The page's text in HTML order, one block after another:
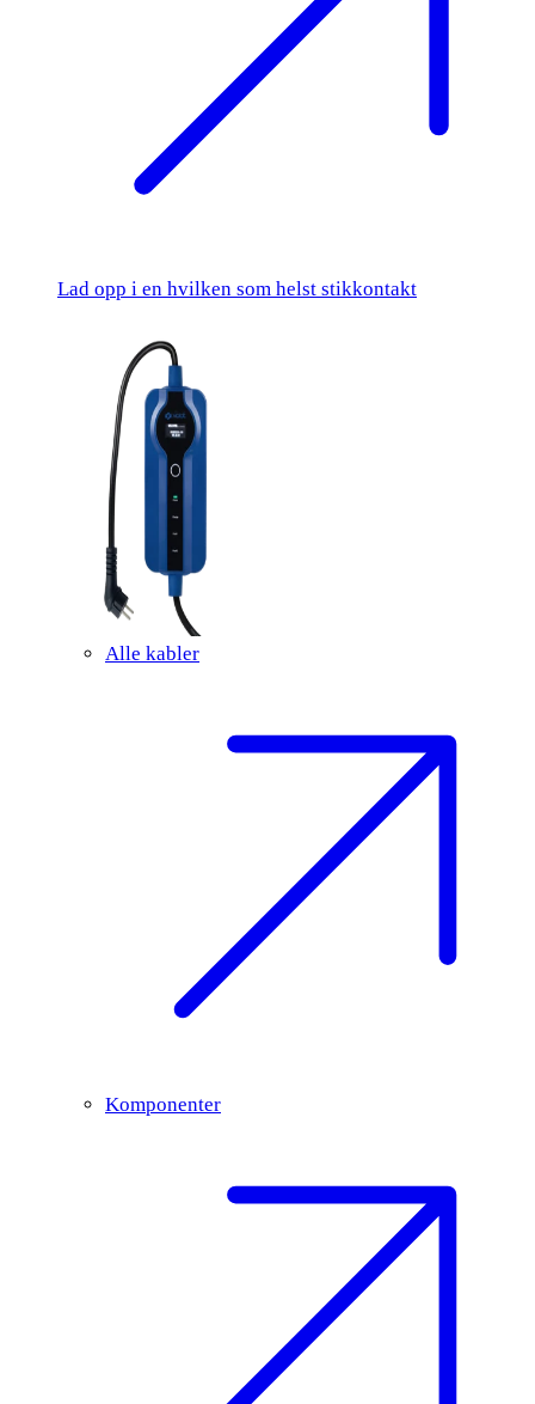
Lad opp i en hvilken som helst stikkontakt
Alle kabler
Komponenter